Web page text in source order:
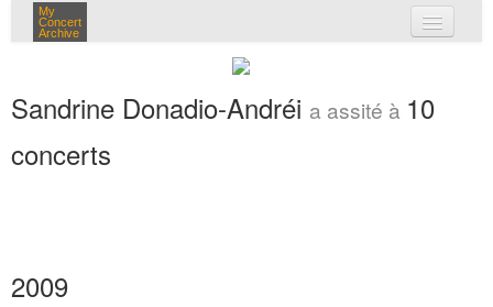
My
Concert
Archive
mes concerts
connexion
Sandrine Donadio-Andréi a assité à 10
concerts
2009